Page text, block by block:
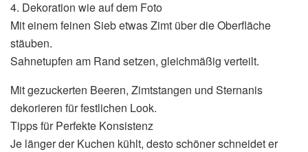
4. Dekoration wie auf dem Foto
Mit einem feinen Sieb etwas Zimt über die Oberfläche
stäuben.
Sahnetupfen am Rand setzen, gleichmäßig verteilt.
Mit gezuckerten Beeren, Zimtstangen und Sternanis
dekorieren für festlichen Look.
Tipps für Perfekte Konsistenz
Je länger der Kuchen kühlt, desto schöner schneidet er